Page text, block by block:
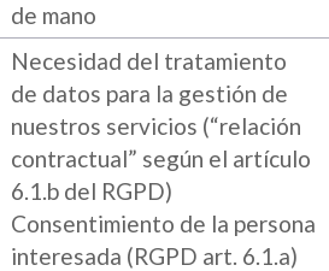
de mano
Necesidad del tratamiento
de datos para la gestión de
nuestros servicios (“relación
contractual” según el artículo
6.1.b del RGPD)
Consentimiento de la persona
interesada (RGPD art. 6.1.a)